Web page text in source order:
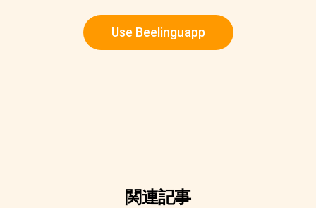
Use Beelinguapp
関連記事